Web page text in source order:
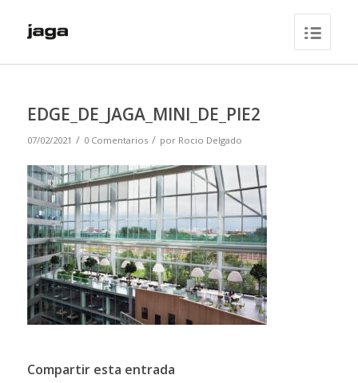
EDGE_DE_JAGA_MINI_DE_PIE2
07/02/2021 / 0 Comentarios / por Rocio Delgado
Compartir esta entrada